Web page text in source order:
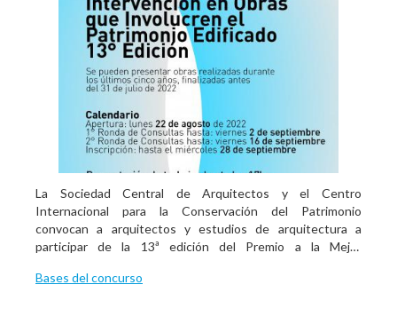
La Sociedad Central de Arquitectos y el Centro
Internacional para la Conservación del Patrimonio
convocan a arquitectos y estudios de arquitectura a
participar de la 13ª edición del Premio a la Mejor
Edificado con alcance nacional.
Bases del concurso